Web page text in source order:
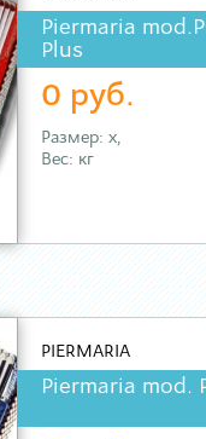
Piermaria
Plus
0 руб.
Размер: х,
Вес: кг
PIERMARIA
Piermaria mod.